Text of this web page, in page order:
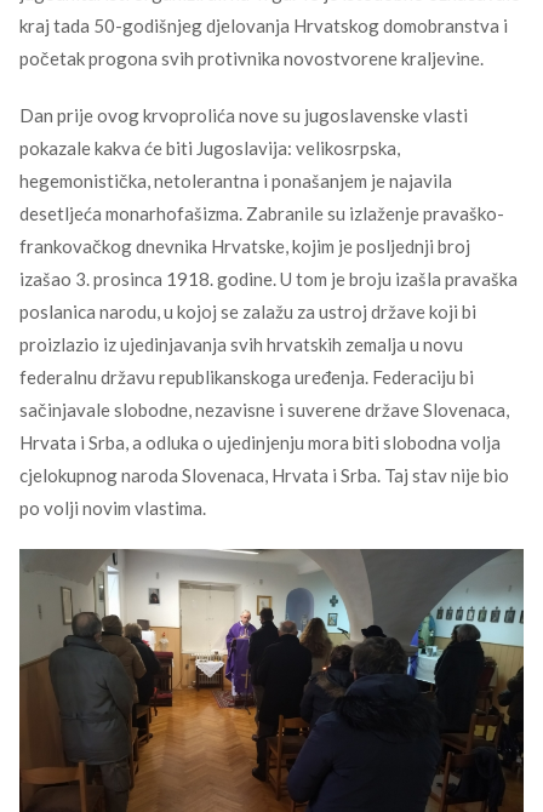
kraj tada 50-godišnjeg djelovanja Hrvatskog domobranstva i
početak progona svih protivnika novostvorene kraljevine.
Dan prije ovog krvoprolića nove su jugoslavenske vlasti
pokazale kakva će biti Jugoslavija: velikosrpska,
hegemonistička, netolerantna i ponašanjem je najavila
desetljeća monarhofašizma. Zabranile su izlaženje pravaško-
frankovačkog dnevnika Hrvatske, kojim je posljednji broj
izašao 3. prosinca 1918. godine. U tom je broju izašla pravaška
poslanica narodu, u kojoj se zalažu za ustroj države koji bi
proizlazio iz ujedinjavanja svih hrvatskih zemalja u novu
federalnu državu republikanskoga uređenja. Federaciju bi
sačinjavale slobodne, nezavisne i suverene države Slovenaca,
Hrvata i Srba, a odluka o ujedinjenju mora biti slobodna volja
cjelokupnog naroda Slovenaca, Hrvata i Srba. Taj stav nije bio
po volji novim vlastima.